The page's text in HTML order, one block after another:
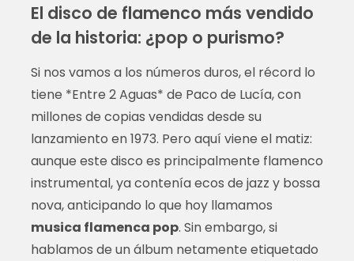
El disco de flamenco más vendido
de la historia: ¿pop o purismo?
Si nos vamos a los números duros, el récord lo
tiene *Entre 2 Aguas* de Paco de Lucía, con
millones de copias vendidas desde su
lanzamiento en 1973. Pero aquí viene el matiz:
aunque este disco es principalmente flamenco
instrumental, ya contenía ecos de jazz y bossa
nova, anticipando lo que hoy llamamos
musica flamenca pop. Sin embargo, si
hablamos de un álbum netamente etiquetado